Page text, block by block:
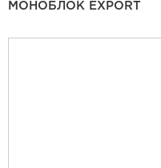
МОНОБЛОК EXPORT